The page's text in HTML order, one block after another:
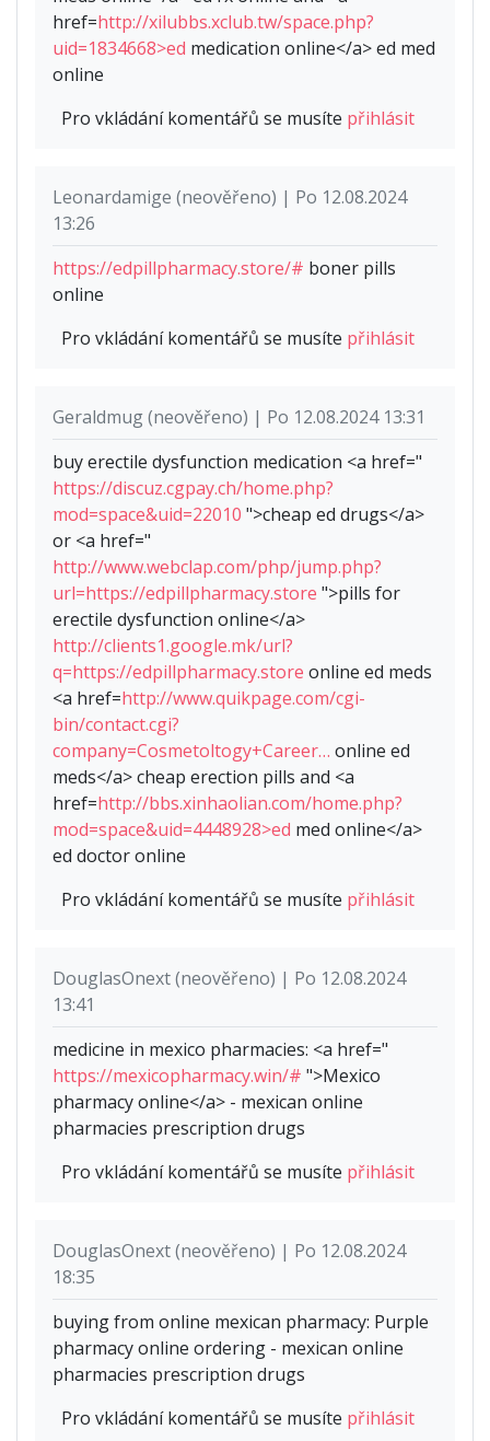
href=http://xilubbs.xclub.tw/space.php?
uid=1834668>ed medication online</a> ed med
online
Pro vkládání komentářů se musíte přihlásit
Leonardamige (neověřeno) | Po 12.08.2024
13:26
https://edpillpharmacy.store/# boner pills
online
Pro vkládání komentářů se musíte přihlásit
Geraldmug (neověřeno) | Po 12.08.2024 13:31
buy erectile dysfunction medication <a href="
https://discuz.cgpay.ch/home.php?
mod=space&uid=22010 ">cheap ed drugs</a>
or <a href="
http://www.webclap.com/php/jump.php?
url=https://edpillpharmacy.store ">pills for
erectile dysfunction online</a>
http://clients1.google.mk/url?
q=https://edpillpharmacy.store online ed meds
<a href=http://www.quikpage.com/cgi-
bin/contact.cgi?
company=Cosmetoltogy+Career… online ed
meds</a> cheap erection pills and <a
href=http://bbs.xinhaolian.com/home.php?
mod=space&uid=4448928>ed med online</a>
ed doctor online
Pro vkládání komentářů se musíte přihlásit
DouglasOnext (neověřeno) | Po 12.08.2024
13:41
medicine in mexico pharmacies: <a href="
https://mexicopharmacy.win/# ">Mexico
pharmacy online</a> - mexican online
pharmacies prescription drugs
Pro vkládání komentářů se musíte přihlásit
DouglasOnext (neověřeno) | Po 12.08.2024
18:35
buying from online mexican pharmacy: Purple
pharmacy online ordering - mexican online
pharmacies prescription drugs
Pro vkládání komentářů se musíte přihlásit